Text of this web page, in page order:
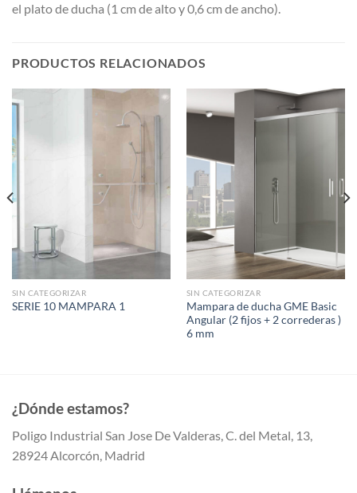
el plato de ducha (1 cm de alto y 0,6 cm de ancho).
PRODUCTOS RELACIONADOS
SIN CATEGORIZAR
SERIE 10 MAMPARA 1
SIN CATEGORIZAR
Mampara de ducha GME Basic
Angular (2 fijos + 2 correderas )
6 mm
¿Dónde estamos?
Poligo Industrial San Jose De Valderas, C. del Metal, 13,
28924 Alcorcón, Madrid